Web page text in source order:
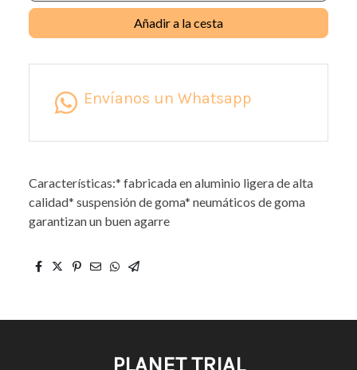
Añadir a la cesta
Envíanos un Whatsapp
Características:* fabricada en aluminio ligera de alta
calidad* suspensión de goma* neumáticos de goma
garantizan un buen agarre
PLANET TRIAL